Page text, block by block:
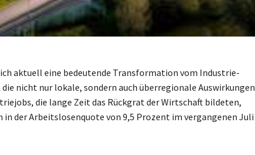
aktuell eine bedeutende Transformation vom Industrie-
nicht nur lokale, sondern auch überregionale Auswirkungen
die lange Zeit das Rückgrat der Wirtschaft bildeten,
in der Arbeitslosenquote von 9,5 Prozent im vergangenen Juli